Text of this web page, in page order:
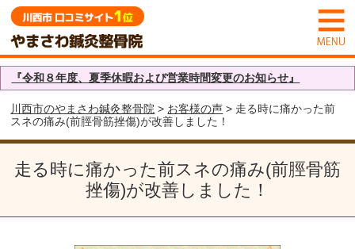
『令和８年度、夏季休暇および営業時間変更のお知らせ』
川西市のやまさわ鍼灸整骨院 > お客様の声 > 走る時に痛かった前
スネの痛み(前脛骨筋挫傷)が改善しました！
走る時に痛かった前スネの痛み(前脛骨筋
挫傷)が改善しました！